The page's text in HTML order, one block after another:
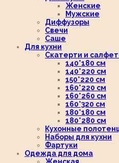
Женские
Мужские
Диффузоры
Свечи
Саше
Для кухни
Скатерти и
140*180 см
140*220 см
150*220 см
160*220 см
160*260 см
160*320 см
180*180 см
180*280 см
Кухонные
Наборы для кухни
Фартуки
Одежда для дома
Женская